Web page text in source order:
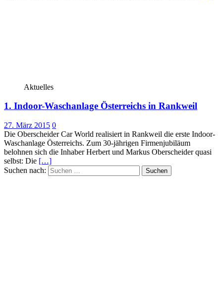
Aktuelles
1. Indoor-Waschanlage Österreichs in Rankweil
27. März 2015 0
Die Oberscheider Car World realisiert in Rankweil die erste Indoor-
Waschanlage Österreichs. Zum 30-jährigen Firmenjubiläum
belohnen sich die Inhaber Herbert und Markus Oberscheider quasi
selbst: Die […]
Suchen nach: